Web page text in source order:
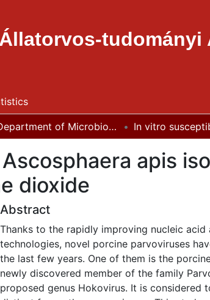
tudományi
Department of Microbiology and Infectious Diseases
apis
dioxide
Abstract
Thanks to the rapidly improving nucleic acid
technologies, novel porcine parvoviruses
the last few years. One of them is the
newly discovered member of the family
proposed genus Hokovirus. It is considered